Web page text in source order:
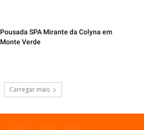
Pousada SPA Mirante da Colyna em
Monte Verde
Carregar mais